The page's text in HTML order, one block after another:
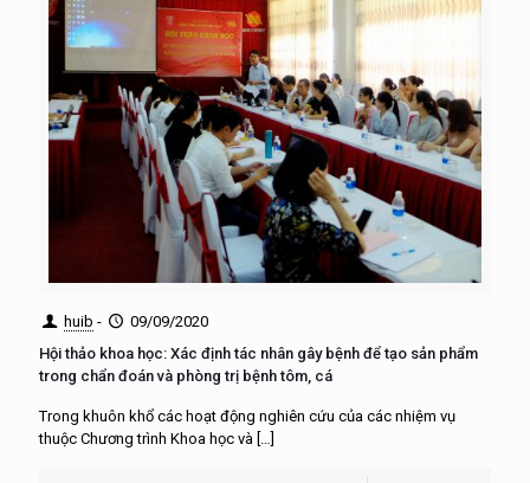
huib -
09/09/2020
Hội thảo khoa học: Xác định tác nhân gây bệnh để tạo sản phẩm
trong chẩn đoán và phòng trị bệnh tôm, cá
Trong khuôn khổ các hoạt động nghiên cứu của các nhiệm vụ
thuộc Chương trình Khoa học và […]